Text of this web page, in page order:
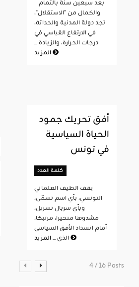
والكمال من "الاستقلال"،
تجد دولة المدنية والحداثة،
في الارتفاع القياسي في
درجات الحرارة، والزيادة ...
المزيد
أفق تحريك جمود
الحياة السياسية
في تونس
كلمة العدد
يقف الطيف العلماني
التونسي، بأي اسم تسمّى،
وبأي سربال تسربل،
مشدوها متحيرا، مرتبكا،
أمام انسداد الأفق السياسي
الذي ...المزيد
4 / 16 Posts